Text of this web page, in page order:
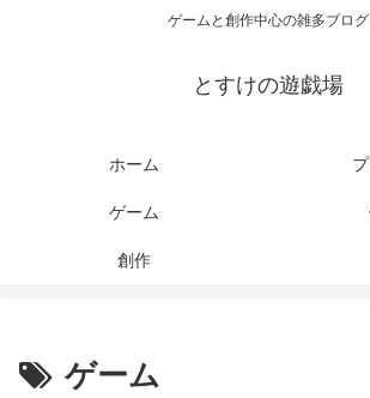
ゲームと創作中心の雑多ブログ
とすけの遊戯場
ホーム
ゲーム
創作
ゲーム